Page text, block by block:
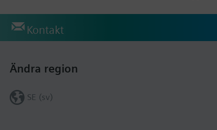
Kontakt
Ändra region
SE (sv)